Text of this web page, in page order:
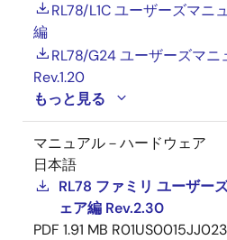
RL78/L1C ユーザーズマ
編
RL78/G24 ユーザーズマ
Rev.1.20
もっと見る
マニュアル－ハードウェア
日本語
RL78 ファミリ ユーザー
ェア編 Rev.2.30
PDF 1.91 MB